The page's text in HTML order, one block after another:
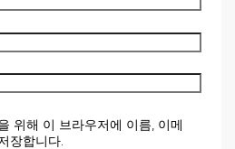
위해 이 브라우저에 이름, 이메
장합니다.